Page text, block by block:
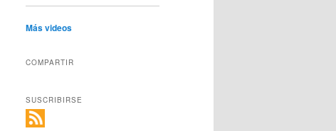
Más videos
COMPARTIR
SUSCRIBIRSE